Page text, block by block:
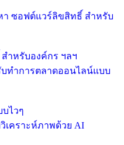
ำหรับองค์กร ฯลฯ
ไวๆ